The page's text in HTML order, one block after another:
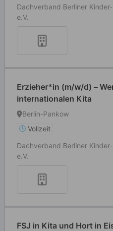
Dachverband Berliner
e.V.
Erzieher*in (m/w/d) –
internationalen Kita
Berlin-Pankow
Vollzeit
Dachverband Berliner
e.V.
FSJ in Kita und Hort in